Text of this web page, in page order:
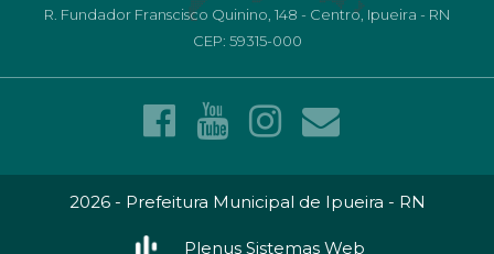
R. Fundador Franscisco Quinino, 148 - Centro, Ipueira - RN
CEP: 59315-000
2026 - Prefeitura Municipal de Ipueira - RN
Plenus Sistemas Web